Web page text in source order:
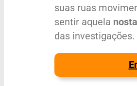
suas ruas
sentir aquela
das investigações.